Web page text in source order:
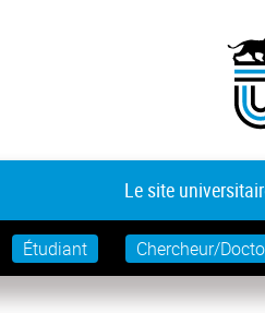
Le site
Étudiant Chercheur/